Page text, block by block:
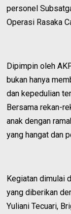
personel
Operasi Rasaka
Dipimpin oleh
bukan hanya
dan kepedulian
Bersama rekan-
anak dengan
yang hangat dan
Kegiatan dimulai
yang diberikan
Yuliani Tecuari,